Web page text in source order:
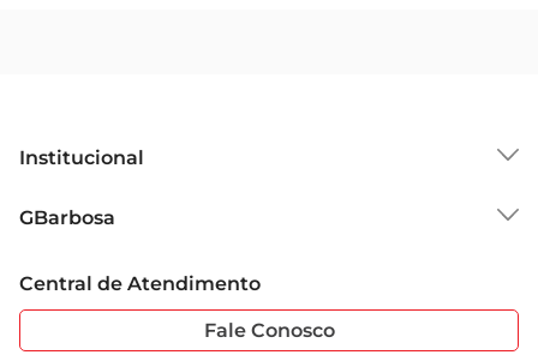
Institucional
Grupo Cencosud
Sobre Privacidade
Portal do Fornecedo
Nossas Lojas
GBarbosa
Garantia Estendida
Serviços
Central de Atendimento
Fale Conosco